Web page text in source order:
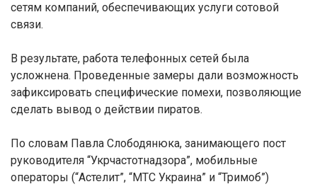
сетям компаний, обеспечивающих услуги сотовой
связи.
В результате, работа телефонных сетей была
усложнена. Проведенные замеры дали возможность
зафиксировать специфические помехи, позволяющие
сделать вывод о действии пиратов.
По словам Павла Слободянюка, занимающего пост
руководителя “Укрчастотнадзора”, мобильные
операторы (“Астелит”, “МТС Украина” и “Тримоб”)